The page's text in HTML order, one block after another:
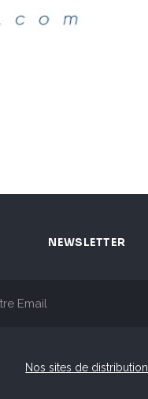
NEWSLETTER
Nos sites de distribution